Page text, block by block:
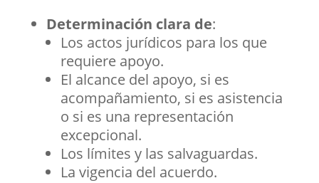
Determinación clara de:
Los actos jurídicos para los que
requiere apoyo.
El alcance del apoyo, si es
acompañamiento, si es asistencia
o si es una representación
excepcional.
Los límites y las salvaguardas.
La vigencia del acuerdo.